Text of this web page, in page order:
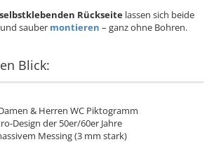
Rückseite lassen sich beide
sauber montieren – ganz ohne Bohren.
Blick:
& Herren WC Piktogramm
Design der 50er/60er Jahre
Messing (3 mm stark)